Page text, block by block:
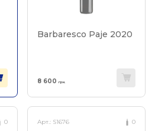
Barbaresco Paje 2020
8 600 грн.
0 Арт.: S1676 0